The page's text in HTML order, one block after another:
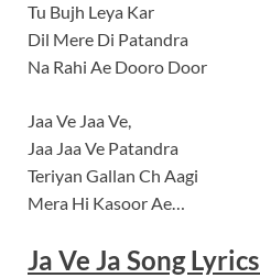
Tu Bujh Leya Kar
Dil Mere Di Patandra
Na Rahi Ae Dooro Door
Jaa Ve Jaa Ve,
Jaa Jaa Ve Patandra
Teriyan Gallan Ch Aagi
Mera Hi Kasoor Ae…
Ja Ve Ja Song Lyrics